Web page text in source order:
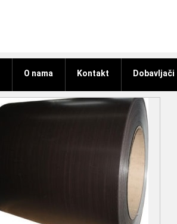
O nama Kontakt Dobavljači